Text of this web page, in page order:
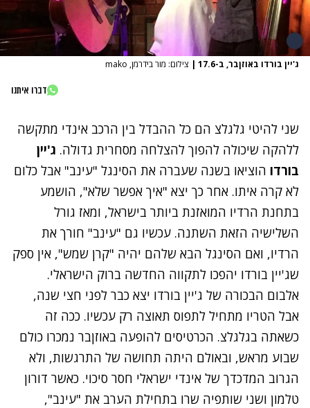
ג'יין בורדו באוזןבר, ב-17.6 | צילום: מור בידרמן, mako
דברו איתנו
שני להיטי גלגלצ הם כל ההבדל בין הרכב אינדי מתקשה
ללהקה שיכולה להפוך להצלחה מסחרית גדולה. ג'יין
בורדו הוציאו בשנה שעברה את הסינגל "עינב" אבל כלום
לא קרה איתו. אחר כך יצא "איך אפשר שלא", הושמע
בתחנת הרדיו המואזנת ביותר בישראל, ומאז גורל
השלישיה הזאת השתנה. עכשיו גם "עינב" חורך את
הרדיו, ואם הסינגל הבא שלהם יהיה "קרן שמש", אין ספק
שג'יין בורדו יהפכו לתקווה החדשה ברוק הישראלי.
אלבום הבכורה של ג'יין בורדו יצא כבר לפני חצי שנה,
אבל הטריו מתחיל לתפוס תאוצה רק עכשיו. ככה זה
כשאתה בגלגלצ. הכרטיסים להופעה באוזןבר נמכרו כולם
שבוע מראש, ובאולם היתה תחושה של התרגשות, ולא
הגרוב המדכדך של אינדי ישראלי חסר סיכוי. כאשר דורון
טלמון ושני שותפיה שרו בתחילת הערב את "עינב",